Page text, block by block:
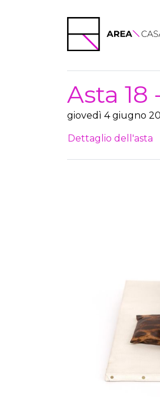
Asta
giovedì 4 giugno
Dettaglio dell'asta